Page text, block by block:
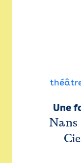
Une
Nans